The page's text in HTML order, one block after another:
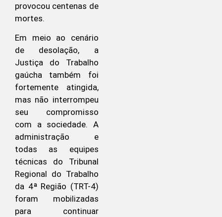
provocou centenas de
mortes.
Em meio ao cenário
de desolação, a
Justiça do Trabalho
gaúcha também foi
fortemente atingida,
mas não interrompeu
seu compromisso
com a sociedade. A
administração e
todas as equipes
técnicas do Tribunal
Regional do Trabalho
da 4ª Região (TRT-4)
foram mobilizadas
para continuar